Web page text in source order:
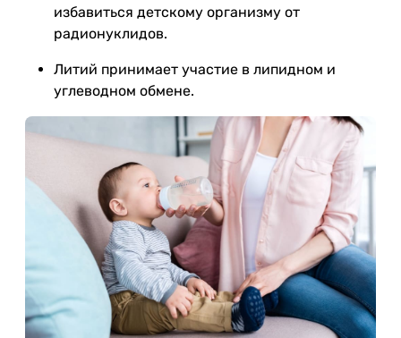
избавиться детскому организму от
радионуклидов.
Литий принимает участие в липидном и
углеводном обмене.